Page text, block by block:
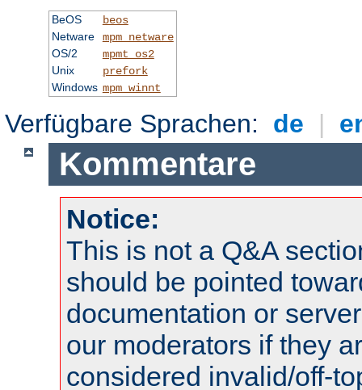
BeOS
beos
Netware
mpm_netware
OS/2
mpmt_os2
Unix
prefork
Windows mpm_winnt
Verfügbare Sprachen: de |
Kommentare
Notice:
This is not a Q&A
should be pointed
documentation or
our moderators if they
considered invalid/off-